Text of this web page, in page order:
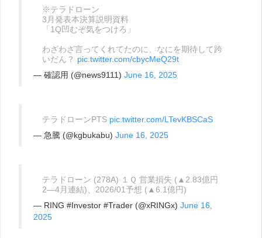
※テラドローン
3月発表本決算説明資料
「1Q凹むぞ気をつけろ」
わざわざ言ってくれてたのに、なにを期待して跨
いだん？ pic.twitter.com/cbycMeQ29t
— 確認用 (@news9111) June 16, 2025
テラドローンPTS pic.twitter.com/LTevKBSCaS
— 急騰 (@kgbukabu) June 16, 2025
テラドローン (278A) １Ｑ 営業損失 (▲2.83億円
2―4月連結)、2026/01予想 (▲6.1億円)
— RING #Investor #Trader (@xRINGx) June 16,
2025